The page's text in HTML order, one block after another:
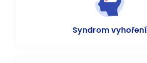
Syndrom vyhoření